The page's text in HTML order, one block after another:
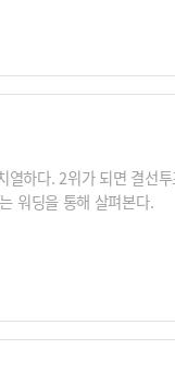
하다. 2위가 되면 결선
워딩을 통해 살펴본다.